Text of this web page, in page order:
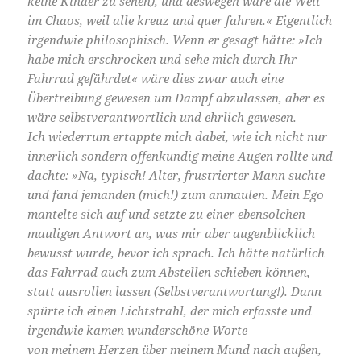
im Chaos, weil alle kreuz und quer fahren.« Eigentlich
irgendwie philosophisch. Wenn er gesagt hätte: »Ich
habe mich erschrocken und sehe mich durch Ihr
Fahrrad gefährdet« wäre dies zwar auch eine
Übertreibung gewesen um Dampf abzulassen, aber es
wäre selbstverantwortlich und ehrlich gewesen.
Ich wiederrum ertappte mich dabei, wie ich nicht nur
innerlich sondern offenkundig meine Augen rollte und
dachte: »Na, typisch! Alter, frustrierter Mann suchte
und fand jemanden (mich!) zum anmaulen. Mein Ego
mantelte sich auf und setzte zu einer ebensolchen
mauligen Antwort an, was mir aber augenblicklich
bewusst wurde, bevor ich sprach. Ich hätte natürlich
das Fahrrad auch zum Abstellen schieben können,
statt ausrollen lassen (Selbstverantwortung!). Dann
spürte ich einen Lichtstrahl, der mich erfasste und
irgendwie kamen wunderschöne Worte
von meinem Herzen über meinem Mund nach außen,